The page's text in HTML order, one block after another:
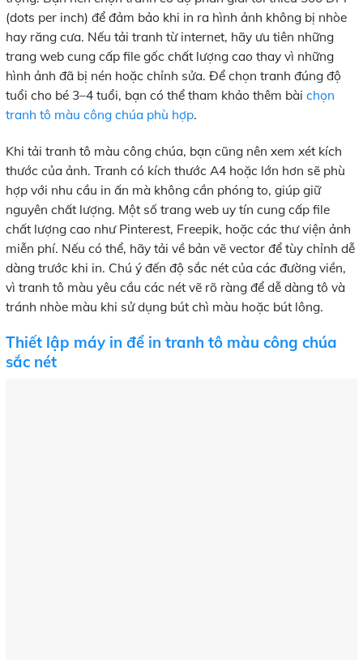
(dots per inch) để đảm bảo khi in ra hình ảnh không bị nhòe
hay răng cưa. Nếu tải tranh từ internet, hãy ưu tiên những
trang web cung cấp file gốc chất lượng cao thay vì những
hình ảnh đã bị nén hoặc chỉnh sửa. Để chọn tranh đúng độ
tuổi cho bé 3–4 tuổi, bạn có thể tham khảo thêm bài chọn
tranh tô màu công chúa phù hợp.
Khi tải tranh tô màu công chúa, bạn cũng nên xem xét kích
thước của ảnh. Tranh có kích thước A4 hoặc lớn hơn sẽ phù
hợp với nhu cầu in ấn mà không cần phóng to, giúp giữ
nguyên chất lượng. Một số trang web uy tín cung cấp file
chất lượng cao như Pinterest, Freepik, hoặc các thư viện ảnh
miễn phí. Nếu có thể, hãy tải về bản vẽ vector để tùy chỉnh dễ
dàng trước khi in. Chú ý đến độ sắc nét của các đường viền,
vì tranh tô màu yêu cầu các nét vẽ rõ ràng để dễ dàng tô và
tránh nhòe màu khi sử dụng bút chì màu hoặc bút lông.
Thiết lập máy in để in tranh tô màu công chúa
sắc nét